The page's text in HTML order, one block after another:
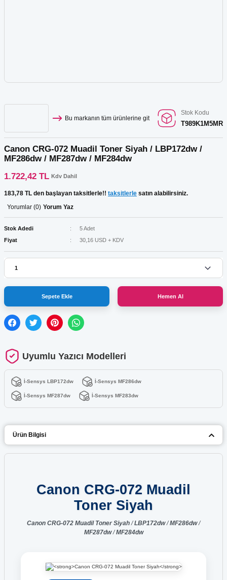
Bu markanın tüm ürünlerine git
Stok Kodu
T989K1M5MR
Canon CRG-072 Muadil Toner Siyah / LBP172dw /
MF286dw / MF287dw / MF284dw
1.722,42 TL Kdv Dahil
183,78 TL den başlayan taksitlerle!! taksitlerle satın alabilirsiniz.
Yorumlar (0) Yorum Yaz
Stok Adedi
5 Adet
Fiyat
30,16 USD + KDV
Sepete Ekle Hemen Al
Uyumlu Yazıcı Modelleri
İ-Sensys LBP172dw İ-Sensys MF286dw
İ-Sensys MF287dw İ-Sensys MF283dw
Ürün Bilgisi
Canon CRG-072 Muadil
Toner Siyah
Canon CRG-072 Muadil Toner Siyah /LBP172dw/MF286dw/
MF287dw/MF284dw